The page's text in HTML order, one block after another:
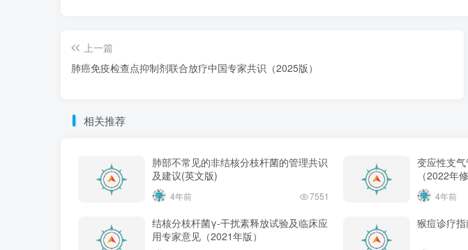
上一篇
肺癌免疫检查点抑制剂联合放疗中国专家共识（2025版）
相关推荐
肺部不常见的非结核分枝杆菌的管理共识
及建议(英文版)
4年前 7551
变应性支
（2022年
4年前
结核分枝杆菌γ-干扰素释放试验及临床应
用专家意见（2021年版）
猴痘诊疗指